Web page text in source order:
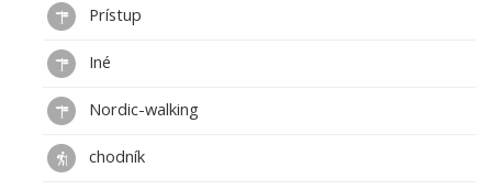
Prístup
Iné
Nordic-walking
chodník